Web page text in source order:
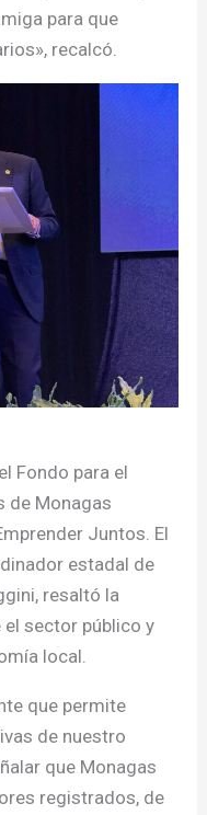
para que
recalcó.
Fondo para el
de Monagas
Juntos. El
estadal de
resaltó la
el sector público y
local.
que permite
de nuestro
que Monagas
registrados, de